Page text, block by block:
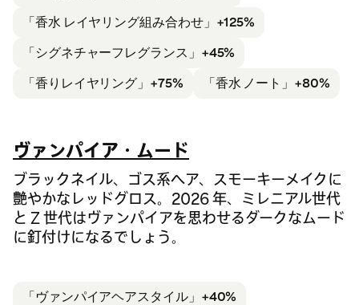
「香水 レイヤリング組み合わせ」+125%
「シグネチャーフレグランス」+45%
「香り レイヤリング」+75% 「香水 ノート」 +80%
ヴァンパイア・ムード
ブラックネイル、ゴス系ヘア、スモーキーメイクに
艶やかなレッドグロス。2026 年、ミレニアル世代
と Z 世代はヴァンパイアを思わせるダークなムード
に釘付けになるでしょう。
「ヴァンパイアヘアスタイル」+40%